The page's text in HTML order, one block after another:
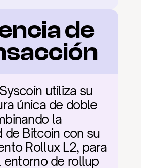
de
utiliza su
única de doble
la
de Bitcoin con su
Rollux L2, para
entorno de rollup